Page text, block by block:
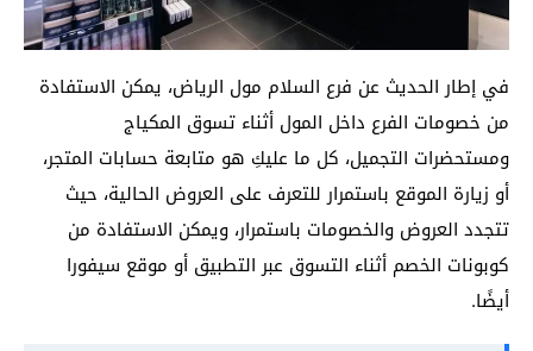
في إطار الحديث عن فرع السلام مول الرياض، يمكن الاستفادة
من خصومات الفرع داخل المول أثناء تسوق المكياج
ومستحضرات التجميل، كل ما عليكِ هو متابعة حسابات المتجر،
أو زيارة الموقع باستمرار للتعرف على العروض الحالية، حيث
تتجدد العروض والخصومات باستمرار، ويمكن الاستفادة من
كوبونات الخصم أثناء التسوق عبر التطبيق أو موقع سيفورا
أيضًا.